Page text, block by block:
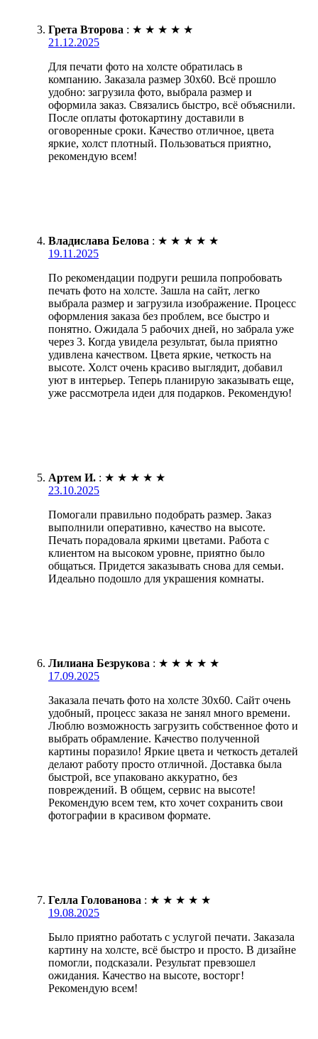
Грета Второва : ★ ★ ★ ★ ★
21.12.2025
Для печати фото на холсте обратилась в
компанию. Заказала размер 30х60. Всё прошло
удобно: загрузила фото, выбрала размер и
оформила заказ. Связались быстро, всё объяснили.
После оплаты фотокартину доставили в
оговоренные сроки. Качество отличное, цвета
яркие, холст плотный. Пользоваться приятно,
рекомендую всем!
Владислава Белова : ★ ★ ★ ★ ★
19.11.2025
По рекомендации подруги решила попробовать
печать фото на холсте. Зашла на сайт, легко
выбрала размер и загрузила изображение. Процесс
оформления заказа без проблем, все быстро и
понятно. Ожидала 5 рабочих дней, но забрала уже
через 3. Когда увидела результат, была приятно
удивлена качеством. Цвета яркие, четкость на
высоте. Холст очень красиво выглядит, добавил
уют в интерьер. Теперь планирую заказывать еще,
уже рассмотрела идеи для подарков. Рекомендую!
Артем И. : ★ ★ ★ ★ ★
23.10.2025
Помогали правильно подобрать размер. Заказ
выполнили оперативно, качество на высоте.
Печать порадовала яркими цветами. Работа с
клиентом на высоком уровне, приятно было
общаться. Придется заказывать снова для семьи.
Идеально подошло для украшения комнаты.
Лилиана Безрукова : ★ ★ ★ ★ ★
17.09.2025
Заказала печать фото на холсте 30х60. Сайт очень
удобный, процесс заказа не занял много времени.
Люблю возможность загрузить собственное фото и
выбрать обрамление. Качество полученной
картины поразило! Яркие цвета и четкость деталей
делают работу просто отличной. Доставка была
быстрой, все упаковано аккуратно, без
повреждений. В общем, сервис на высоте!
Рекомендую всем тем, кто хочет сохранить свои
фотографии в красивом формате.
Гелла Голованова : ★ ★ ★ ★ ★
19.08.2025
Было приятно работать с услугой печати. Заказала
картину на холсте, всё быстро и просто. В дизайне
помогли, подсказали. Результат превзошел
ожидания. Качество на высоте, восторг!
Рекомендую всем!